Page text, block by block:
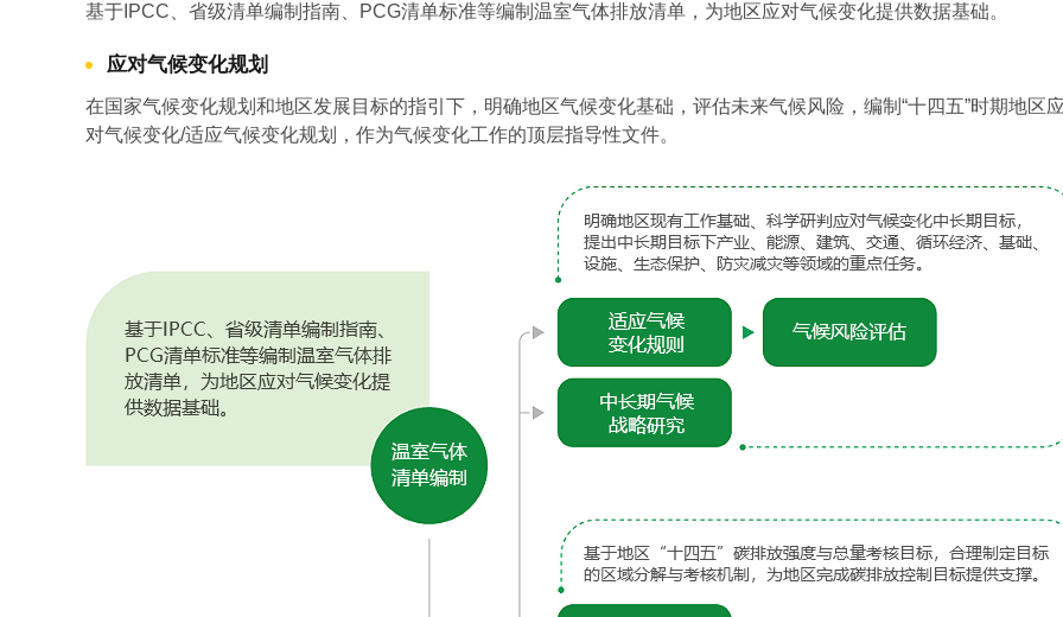
基于IPCC、省级清单编制指南、PCG清单标准等编制温室气体排放清单，为地区应对气候变化提供数据基础。
应对气候变化规划
在国家气候变化规划和地区发展目标的指引下，明确地区气候变化基础，评估未来气候风险，编制“十四五”时期地区
对气候变化/适应气候变化规划，作为气候变化工作的顶层指导性文件。